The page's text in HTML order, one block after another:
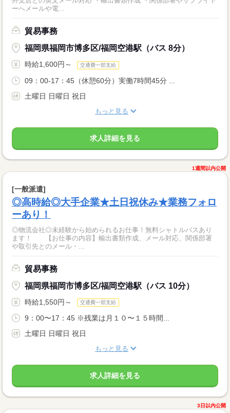
ーへメールや電...
貿易事務
福岡県福岡市博多区/福岡空港駅（バス 8分）
時給1,600円～ 交通費一部支給
09：00-17：45（休憩60分）実働7時間45分 ...
土曜日 日曜日 祝日
もっと見る
求人詳細を見る
1週間以内公開
[一般派遣]
◎高時給◎大手企業★土日祝休み★業務フォロ
ーあり！
◎物流会社◎未経験から始められるお仕事！無料シャトルバスあり
ます！ 【お仕事の内容】輸出書類作成、メール対応、関係部署
や取引先とのメール・...
貿易事務
福岡県福岡市博多区/福岡空港駅（バス 10分）
時給1,550円～ 交通費一部支給
9：00〜17：45 ※残業は月１０〜１５時間...
土曜日 日曜日 祝日
もっと見る
求人詳細を見る
3日以内公開